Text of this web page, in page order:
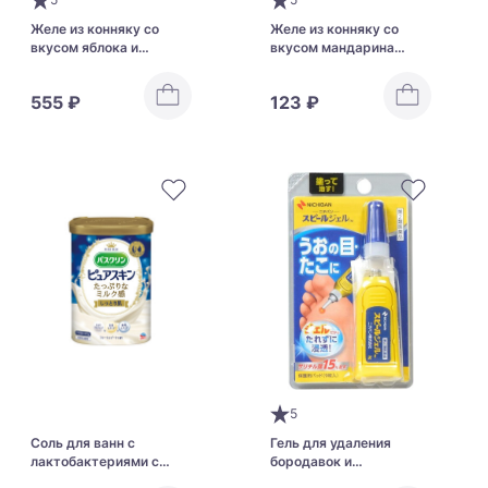
Желе из конняку со
вкусом яблока и
Du Puru & Jelly Pouch
Apple + Grape
555 ₽
Желе из конняку со
вкусом мандарина
123 ₽
Соль для ванн с
лактобактериями с
5
Гель для удаления
бородавок и